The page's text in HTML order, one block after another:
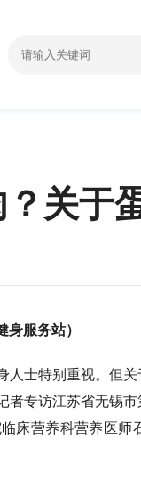
关于
服务站）
人士特别重视。但
者专访江苏省无锡
床营养科营养医师